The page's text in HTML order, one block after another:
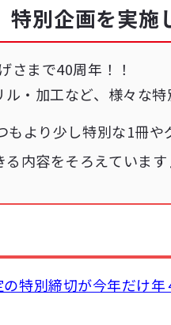
別企画を実施
さまで40周年！！
・加工など、様々な特
より少し特別な1冊や
る内容をそろえていま
特別締切が今年だけ